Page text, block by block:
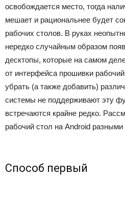
освобождается место, тогда
мешает и рациональнее будет
рабочих столов. В руках
нередко случайным образом
десктопы, которые на самом
от интерфейса прошивки
убрать (а также добавить)
системы не поддерживают эту
встречаются крайне редко.
рабочий стол на Android
Способ первый